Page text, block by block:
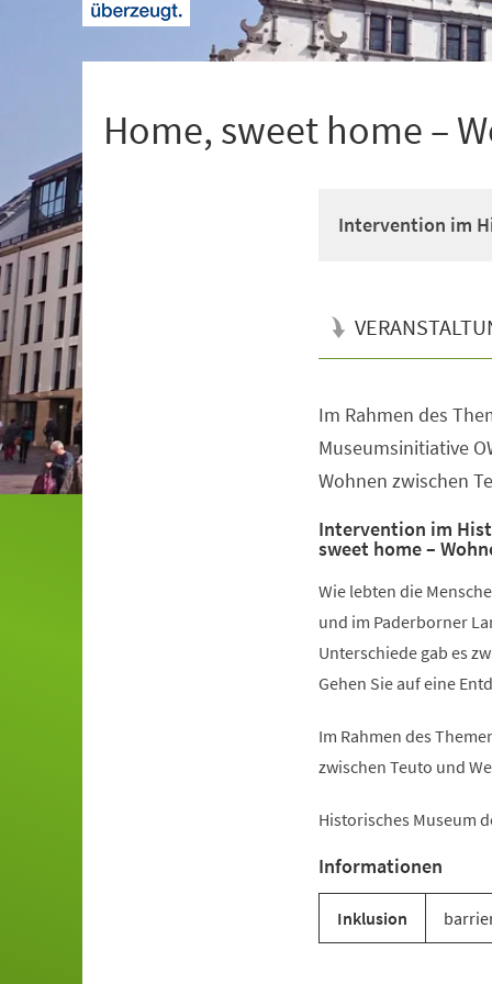
Home, sweet home –
Intervention im
Im Rahmen des
Museumsinitiative
Wohnen zwischen
Intervention im
sweet home –
Wie lebten die
und im Paderborner
Unterschiede gab es
Gehen Sie auf eine
Im Rahmen des
zwischen Teuto und
Historisches Museum
Informationen
Inklusion